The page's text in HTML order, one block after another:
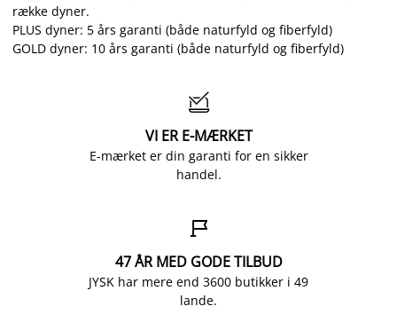
række dyner.
PLUS dyner: 5 års garanti (både naturfyld og fiberfyld)
GOLD dyner: 10 års garanti (både naturfyld og fiberfyld)

VI ER E-MÆRKET
E-mærket er din garanti for en sikker
handel.

47 ÅR MED GODE TILBUD
JYSK har mere end 3600 butikker i 49
lande.